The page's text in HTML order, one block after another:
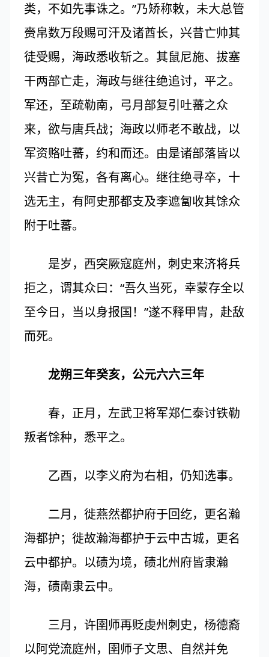
类，不如先事诛之。”乃矫称敕，未大总管
赍帛数万段赐可汗及诸酋长，兴昔亡帅其
徒受赐，海政悉收斩之。其鼠尼施、拔塞
干两部亡走，海政与继往绝追讨，平之。
军还，至疏勒南，弓月部复引吐蕃之众
来，欲与唐兵战；海政以师老不敢战，以
军资赂吐蕃，约和而还。由是诸部落皆以
兴昔亡为冤，各有离心。继往绝寻卒，十
选无主，有阿史那都支及李遮匐收其馀众
附于吐蕃。
是岁，西突厥寇庭州，刺史来济将兵
拒之，谓其众曰：“吾久当死，幸蒙存全以
至今日，当以身报国！”遂不释甲胄，赴敌
而死。
龙朔三年癸亥，公元六六三年
春，正月，左武卫将军郑仁泰讨铁勒
叛者馀种，悉平之。
乙酉，以李义府为右相，仍知选事。
二月，徙燕然都护府于回纥，更名瀚
海都护；徙故瀚海都护于云中古城，更名
云中都护。以碛为境，碛北州府皆隶瀚
海，碛南隶云中。
三月，许圉师再贬虔州刺史，杨德裔
以阿党流庭州，圉师子文思、自然并免